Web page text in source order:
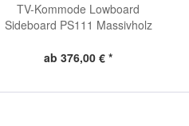
TV-Kommode Lowboard
Sideboard PS111 Massivholz
ab 376,00 € *